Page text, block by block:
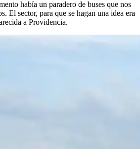
había un paradero de buses que nos
El sector, para que se hagan una idea era
a Providencia.